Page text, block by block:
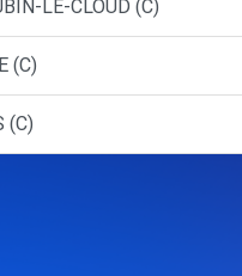
LE-CLOUD (C)
(C)
(C)